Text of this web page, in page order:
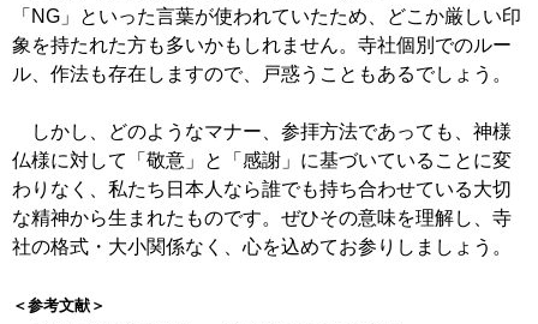
「NG」といった言葉が使われていたため、どこか厳しい印
象を持たれた方も多いかもしれません。寺社個別でのルー
ル、作法も存在しますので、戸惑うこともあるでしょう。
しかし、どのようなマナー、参拝方法であっても、神様
仏様に対して「敬意」と「感謝」に基づいていることに変
わりなく、私たち日本人なら誰でも持ち合わせている大切
な精神から生まれたものです。ぜひその意味を理解し、寺
社の格式・大小関係なく、心を込めてお参りしましょう。
＜参考文献＞